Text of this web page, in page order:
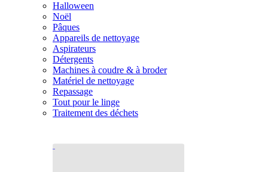
Halloween
Noël
Pâques
Appareils de nettoyage
Aspirateurs
Détergents
Machines à coudre & à broder
Matériel de nettoyage
Repassage
Tout pour le linge
Traitement des déchets